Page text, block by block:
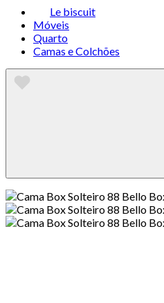
Le biscuit
Móveis
Quarto
Camas e Colchões